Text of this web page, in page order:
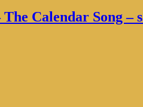
Calendar Song –